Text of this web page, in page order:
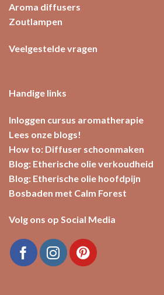
Aroma diffusers
Zoutlampen
Veelgestelde vragen
Handige links
Inloggen cursus aromatherapie
Lees onze blogs!
How to: Diffuser schoonmaken
Blog: Etherische olie verkoudheid
Blog: Etherische olie hoofdpijn
Bosbaden met Calm Forest
Volg ons op Social Media